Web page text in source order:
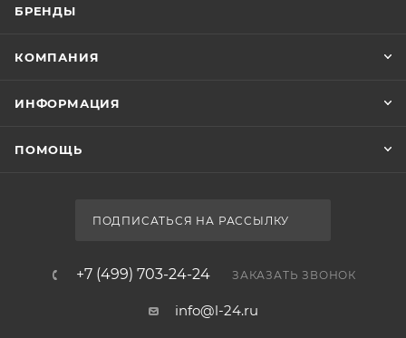
БРЕНДЫ
КОМПАНИЯ
ИНФОРМАЦИЯ
ПОМОЩЬ
ПОДПИСАТЬСЯ НА РАССЫЛКУ
+7 (499) 703-24-24 ЗАКАЗАТЬ ЗВОНОК
info@l-24.ru